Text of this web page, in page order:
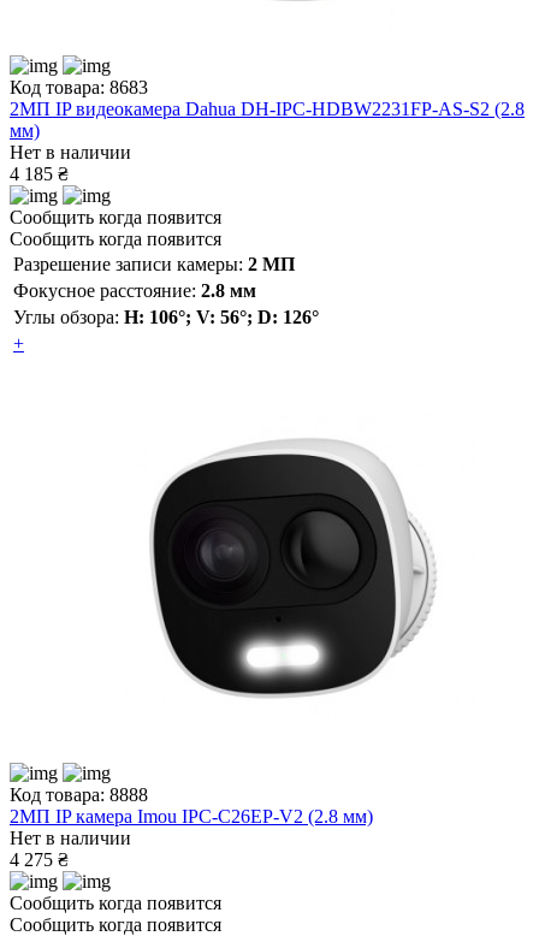
Код товара: 8683
2МП IP видеокамера Dahua DH-IPC-HDBW2231FP-AS-S2 (2.8
мм)
Нет в наличии
4 185 ₴
Сообщить когда появится
Сообщить когда появится
Разрешение записи камеры: 2 МП
Фокусное расстояние: 2.8 мм
Углы обзора: H: 106°; V: 56°; D: 126°
+
Код товара: 8888
2МП IP камера Imou IPC-C26EP-V2 (2.8 мм)
Нет в наличии
4 275 ₴
Сообщить когда появится
Сообщить когда появится